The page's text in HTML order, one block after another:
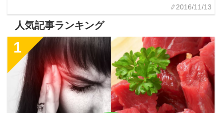
2016/11/13
人気記事ランキング
1